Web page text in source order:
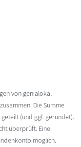
von genialokal-
Die Summe
(und ggf. gerundet).
überprüft. Eine
möglich.